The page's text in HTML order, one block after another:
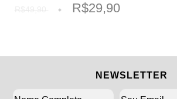
R$49,90 R$29,90
NEWSLETTER